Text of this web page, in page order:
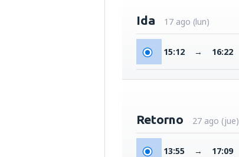
Ida 17 ago (lun)
15:12 → 16:22
Retorno 27 ago (jue)
13:55 → 17:09